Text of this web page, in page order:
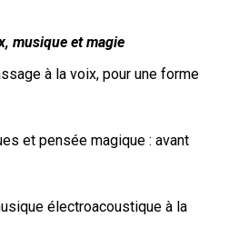
musique et magie
à la voix, pour une forme
et pensée magique : avant
électroacoustique à la